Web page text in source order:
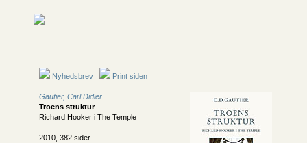
Nyhedsbrev Print siden
Gautier, Carl Didier
Troens struktur
Richard Hooker i The Temple
2010, 382 sider